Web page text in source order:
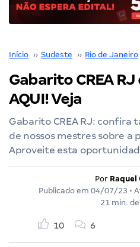
Início ›› Sudeste ›› Rio de Janeiro
Gabarito CREA
AQUI! Veja
Gabarito CREA RJ: confira
de nossos mestres sobre a
Aproveite esta
Por Raquel
Publicado em 04/07/23 •
21 min.
10 6